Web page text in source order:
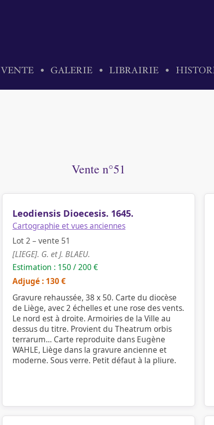
Vente n°51
Leodiensis Dioecesis. 1645.
Cartographie et vues anciennes
Lot 2 – vente 51
[LIEGE]. G. et J. BLAEU.
Estimation : 150 / 200 €
Adjugé : 130 €
Gravure rehaussée, 38 x 50. Carte du diocèse
de Liège, avec 2 échelles et une rose des vents.
Le nord est à droite. Armoiries de la Ville au
dessus du titre. Provient du Theatrum orbis
terrarum… Carte reproduite dans Eugène
WAHLE, Liège dans la gravure ancienne et
moderne. Sous verre. Petit défaut à la pliure.